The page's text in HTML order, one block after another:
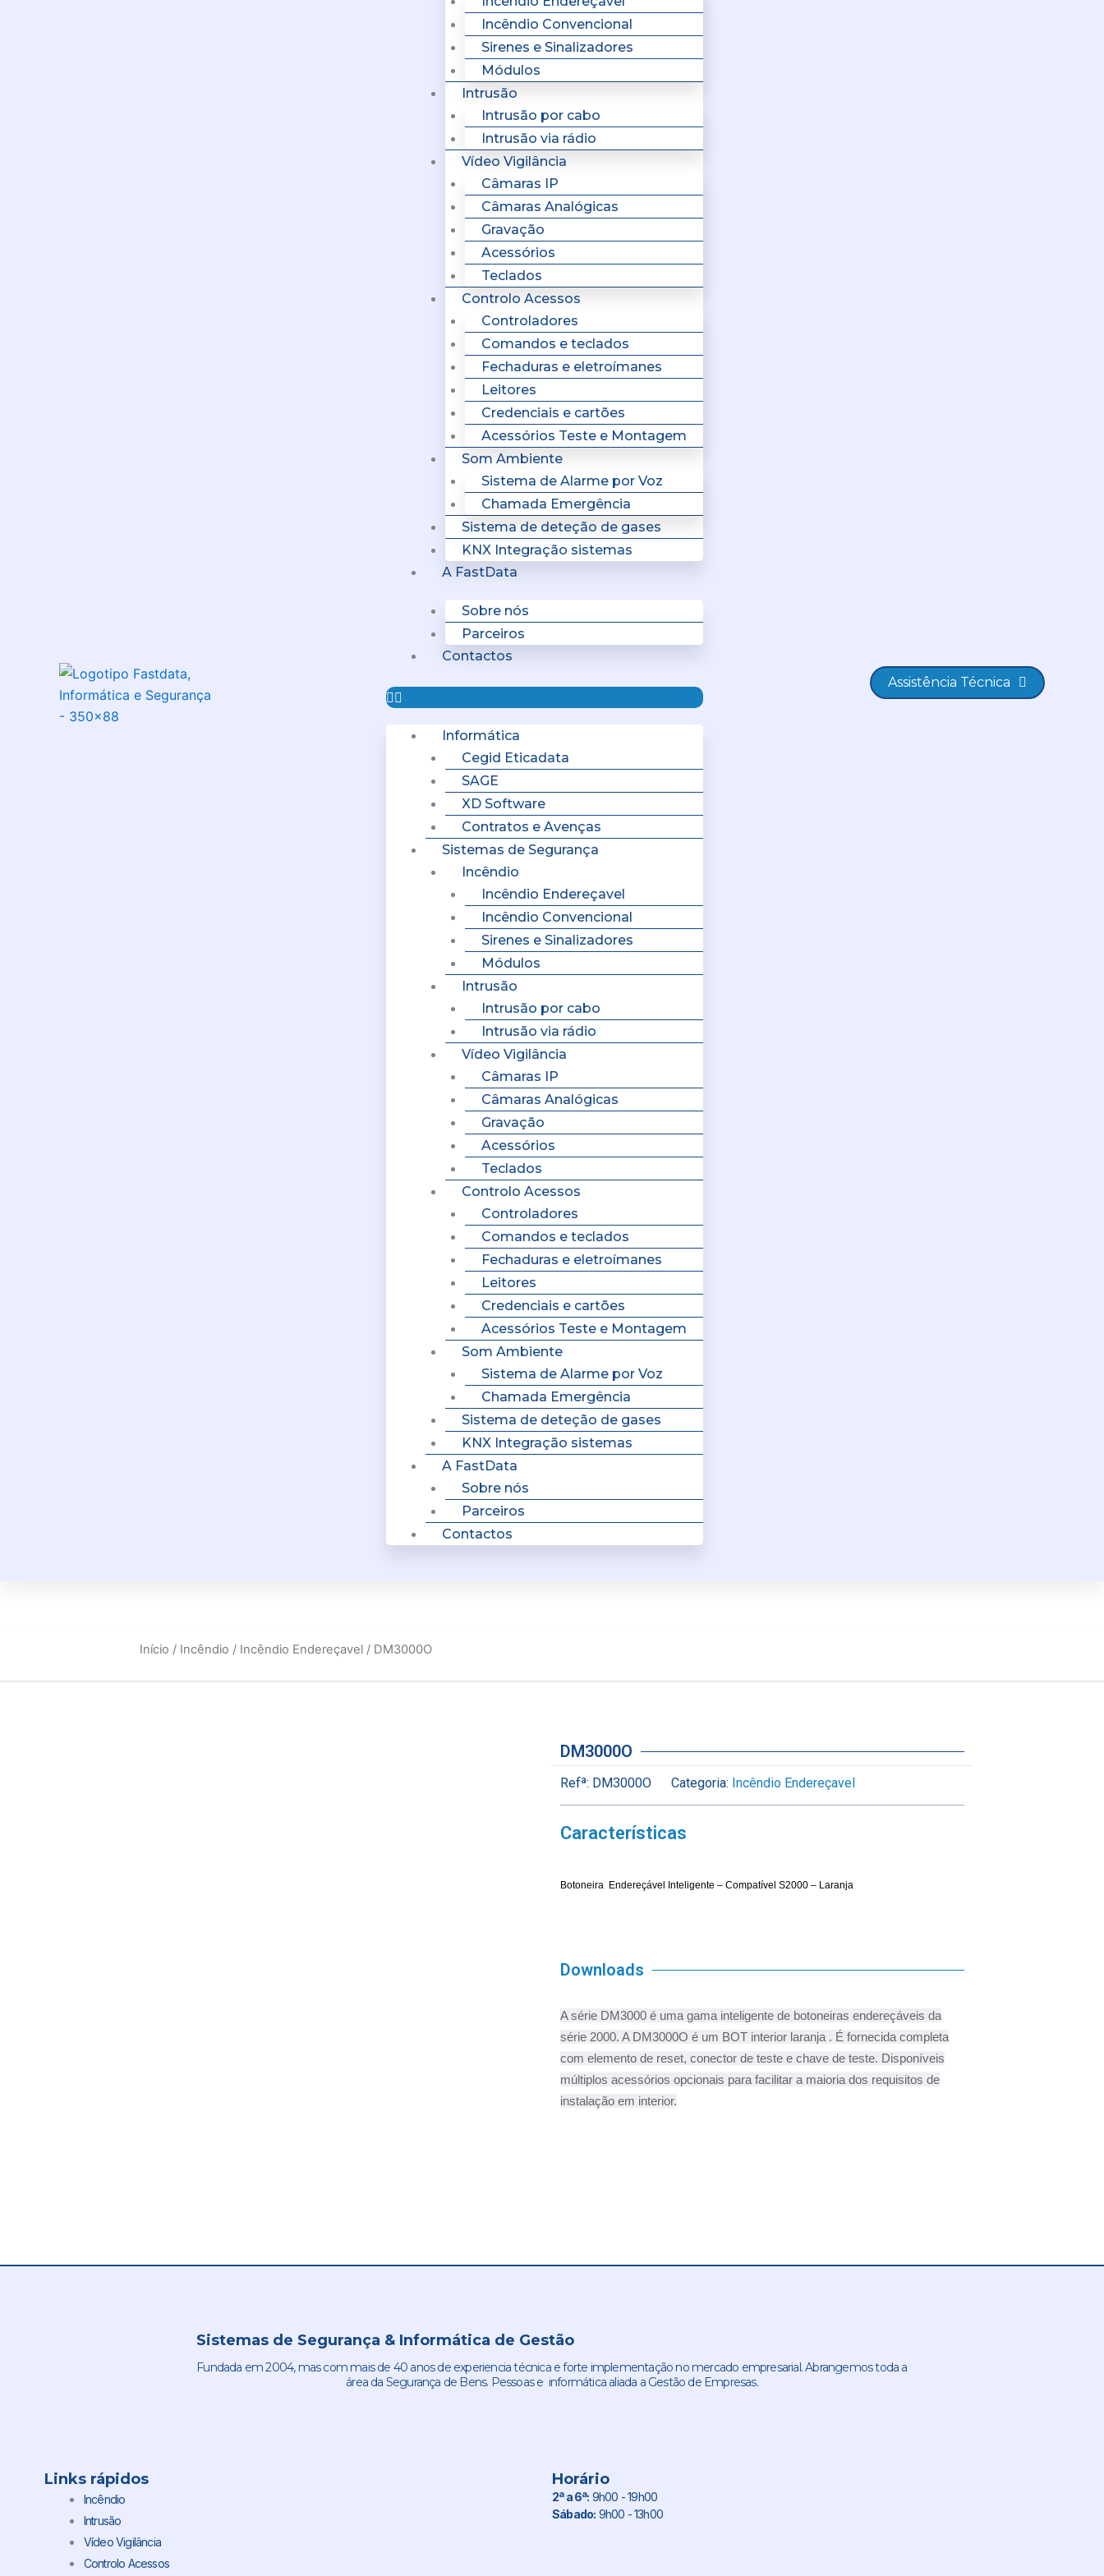
Incêndio Convencional
Sirenes e Sinalizadores
Módulos
Intrusão
Intrusão por cabo
Intrusão via rádio
Vídeo Vigilância
Câmaras IP
Câmaras Analógicas
Gravação
Acessórios
Teclados
Controlo Acessos
Controladores
Comandos e teclados
Fechaduras e eletroímanes
Leitores
Credenciais e cartões
Acessórios Teste e Montagem
Som Ambiente
Sistema de Alarme por Voz
Chamada Emergência
Sistema de deteção de gases
KNX Integração sistemas
A FastData
Sobre nós
Parceiros
Contactos
Informática
Cegid Eticadata
SAGE
XD Software
Contratos e Avenças
Sistemas de Segurança
Incêndio
Incêndio Endereçavel
Incêndio Convencional
Sirenes e Sinalizadores
Módulos
Intrusão
Intrusão por cabo
Intrusão via rádio
Vídeo Vigilância
Câmaras IP
Câmaras Analógicas
Gravação
Acessórios
Teclados
Controlo Acessos
Controladores
Comandos e teclados
Fechaduras e eletroímanes
Leitores
Credenciais e cartões
Acessórios Teste e Montagem
Som Ambiente
Sistema de Alarme por Voz
Chamada Emergência
Sistema de deteção de gases
KNX Integração sistemas
A FastData
Sobre nós
Parceiros
Contactos
Assistência Técnica
Início / Incêndio / Incêndio Endereçavel / DM3000O
DM3000O
Refª: DM3000O Categoria: Incêndio Endereçavel
Características
Botoneira Endereçável Inteligente – Compatível S2000 – Laranja
Downloads
A série DM3000 é uma gama inteligente de botoneiras endereçáveis da
série 2000. A DM3000O é um BOT interior laranja . É fornecida completa
com elemento de reset, conector de teste e chave de teste. Disponíveis
múltiplos acessórios opcionais para facilitar a maioria dos requisitos de
instalação em interior.
Sistemas de Segurança & Informática de Gestão
Fundada em 2004, mas com mais de 40 anos de experiencia técnica e forte implementação no mercado empresarial. Abrangemos toda a
área da Segurança de Bens. Pessoas e informática aliada a Gestão de Empresas.
Links rápidos
Incêndio
Intrusão
Vídeo Vigilância
Controlo Acessos
Horário
2ª a 6ª: 9h00 - 19h00
Sábado: 9h00 - 13h00